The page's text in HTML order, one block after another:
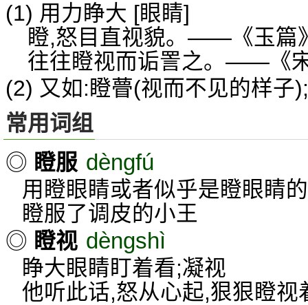
(1) 用力睁大 [眼睛]
瞪,怒目直视貌。——《玉篇
往往瞪视而诟詈之。——《
(2) 又如:瞪瞢(视而不见的样子
常用词组
◎ 瞪服 dèngfú
用瞪眼睛或者似乎是瞪眼睛
瞪服了调皮的小王
◎ 瞪视 dèngshì
睁大眼睛盯着看;凝视
他听此话,怒从心起,狠狠瞪视